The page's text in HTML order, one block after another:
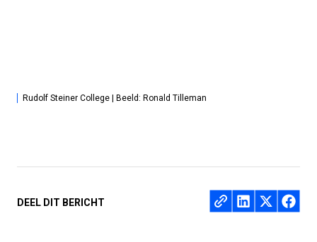
Rudolf Steiner College | Beeld: Ronald Tilleman
DEEL DIT BERICHT Deel